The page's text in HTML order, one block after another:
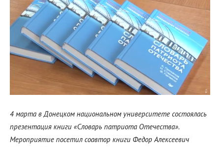
4 марта в Донецком национальном университете состоялась
презентация книги «Словарь патриота Отечества».
Мероприятие посетил соавтор книги Федор Алексеевич